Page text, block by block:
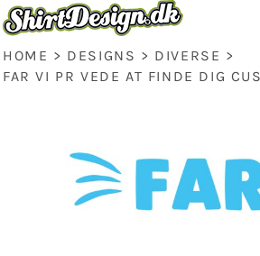
HOME > DESIGNS > DIVERSE >
FAR VI PR VEDE AT FINDE DIG